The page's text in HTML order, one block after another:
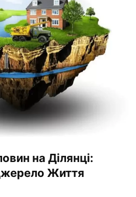
на Ділянці:
Життя